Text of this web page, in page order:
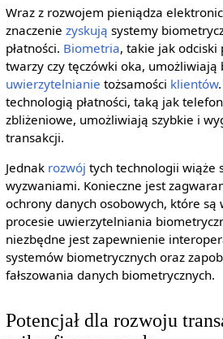
Wraz z rozwojem pieniądza
znaczenie zyskują systemy
płatności. Biometria, takie jak odciski
twarzy czy tęczówki oka, umożliwiają
uwierzytelnianie tożsamości klientów
technologią płatności, taką jak
zbliżeniowe, umożliwiają szybkie i
transakcji.
Jednak rozwój tych technologii wiąże
wyzwaniami. Konieczne jest
ochrony danych osobowych, które są
procesie uwierzytelniania
niezbędne jest zapewnienie
systemów biometrycznych oraz
fałszowania danych biometrycznych.
Potencjał dla rozwoju